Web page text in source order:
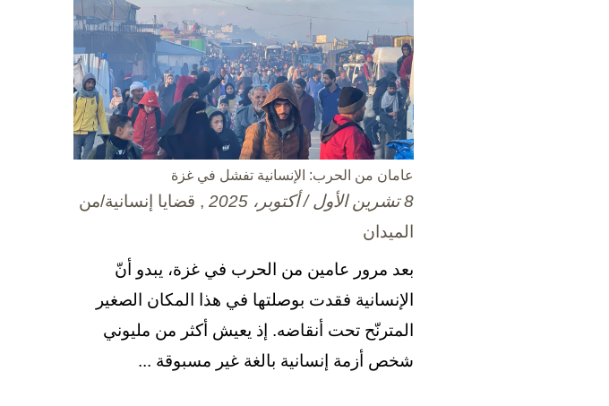
عامان من الحرب: الإنسانية تفشل في غزة
8 تشرين الأول / أكتوبر، 2025
, قضايا إنسانية/من
الميدان
بعد مرور عامين من الحرب في غزة، يبدو أنّ
الإنسانية فقدت بوصلتها في هذا المكان الصغير
المترنّح تحت أنقاضه. إذ يعيش أكثر من مليوني
شخص أزمة إنسانية بالغة غير مسبوقة ...